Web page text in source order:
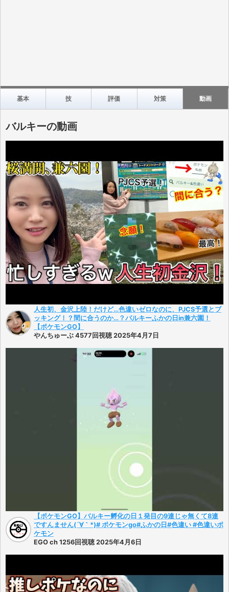
基本 技 評価 対策 動画
バルキーの動画
人生初、金沢上陸！だけど…色違いゼロなのに、PJCS予選とブ
ッキング！？間に合うのか…？バルキーふかの日in兼六園！
【ポケモンGO】
やんちゅーぶ 4577回視聴 2025年4月7日
【ポケモンGO】バルキー孵化の日１発目の9連じゃ無くて8連
ですんません(´∀｀*)# ポケモンgo#ふかの日#色違い #色違いポ
ケモン
EGO ch 1256回視聴 2025年4月6日